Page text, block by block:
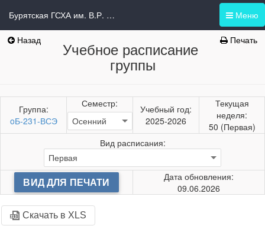
Меню
Бурятская ГСХА им. В.Р. Филиппова
Назад Печать
Учебное расписание
группы
Группа:
oБ-231-ВСЭ
Семестр:
Учебный год:
2025-2026
Текущая
неделя:
50 (Первая)
Вид расписания:
ВИД ДЛЯ ПЕЧАТИ
Дата обновления:
09.06.2026
Скачать в XLS